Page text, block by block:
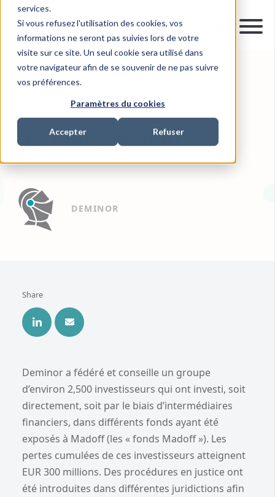
services.
Si vous refusez l'utilisation des cookies, vos
informations ne seront pas suivies lors de votre
visite sur ce site. Un seul cookie sera utilisé dans
votre navigateur afin de se souvenir de ne pas suivre
vos préférences.
Paramètres du cookies
Accepter Refuser
10 JUIL. 2019
INVESTMENT RECOVERY
Les fonds Madoff
DEMINOR
Share
Deminor a fédéré et conseille un groupe
d’environ 2,500 investisseurs qui ont investi, soit
directement, soit par le biais d’intermédiaires
financiers, dans différents fonds ayant été
exposés à Madoff (les « fonds Madoff »). Les
pertes cumulées de ces investisseurs atteignent
EUR 300 millions. Des procédures en justice ont
été introduites dans différentes juridictions afin